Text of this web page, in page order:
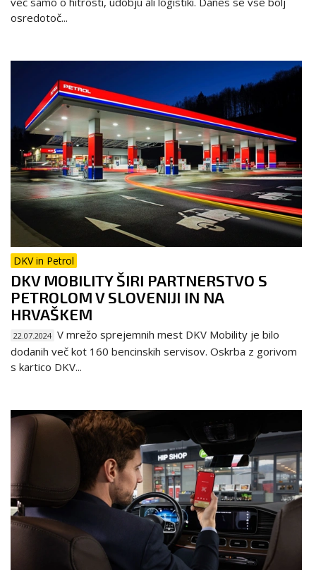
osredotoč...
DKV in Petrol
DKV MOBILITY ŠIRI PARTNERSTVO S
PETROLOM V SLOVENIJI IN NA
HRVAŠKEM
22.07.2024 V mrežo sprejemnih mest DKV Mobility je bilo
dodanih več kot 160 bencinskih servisov. Oskrba z gorivom
s kartico DKV...